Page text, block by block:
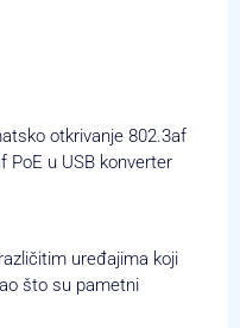
otkrivanje 802.3af
PoE u USB konverter
uređajima koji
što su pametni